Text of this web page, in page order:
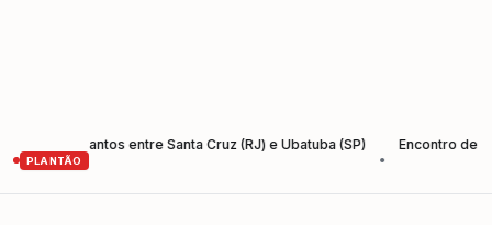
PLANTÃO
Santos entre Santa Cruz (RJ) e Ubatuba (SP)
Encontro de